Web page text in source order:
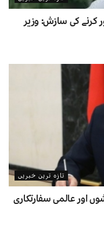
کرنے کی سازش: وزیر
تازہ ترین خبریں
اور عالمی سفارتکاری